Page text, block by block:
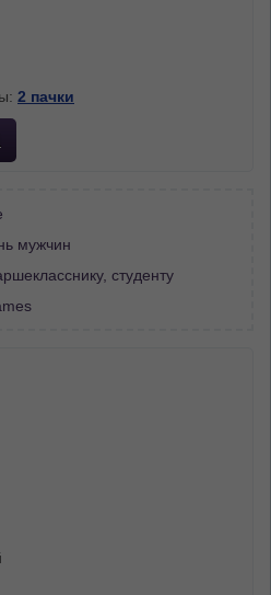
2 пачки
мужчин
студенту